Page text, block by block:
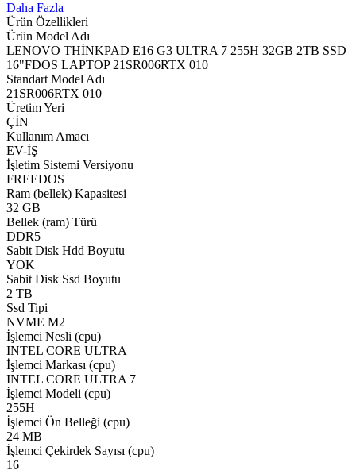
Daha Fazla
Ürün Özellikleri
Ürün Model Adı
LENOVO THİNKPAD E16 G3 ULTRA 7 255H 32GB 2TB SSD
16"FDOS LAPTOP 21SR006RTX 010
Standart Model Adı
21SR006RTX 010
Üretim Yeri
ÇİN
Kullanım Amacı
EV-İŞ
İşletim Sistemi Versiyonu
FREEDOS
Ram (bellek) Kapasitesi
32 GB
Bellek (ram) Türü
DDR5
Sabit Disk Hdd Boyutu
YOK
Sabit Disk Ssd Boyutu
2 TB
Ssd Tipi
NVME M2
İşlemci Nesli (cpu)
INTEL CORE ULTRA
İşlemci Markası (cpu)
INTEL CORE ULTRA 7
İşlemci Modeli (cpu)
255H
İşlemci Ön Belleği (cpu)
24 MB
İşlemci Çekirdek Sayısı (cpu)
16